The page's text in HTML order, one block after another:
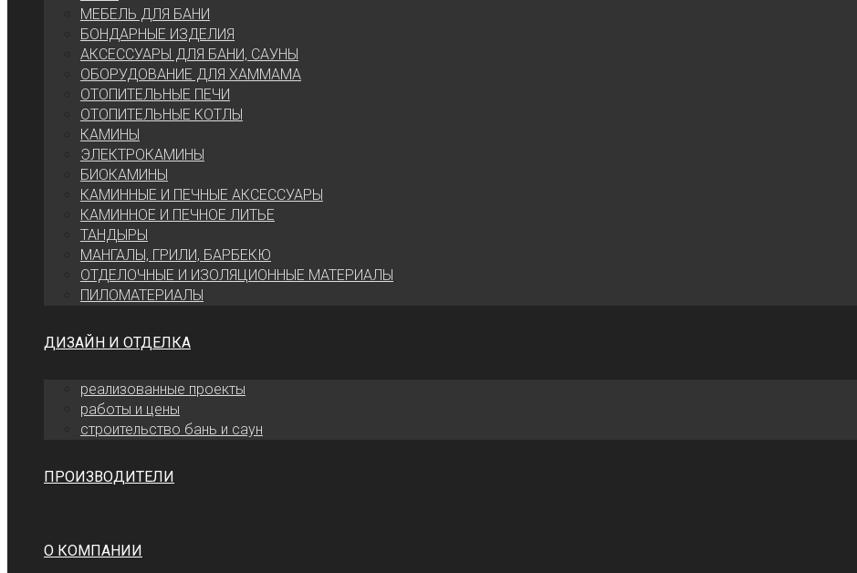
МЕБЕЛЬ ДЛЯ БАНИ
БОНДАРНЫЕ ИЗДЕЛИЯ
АКСЕССУАРЫ ДЛЯ БАНИ, САУНЫ
ОБОРУДОВАНИЕ ДЛЯ ХАММАМА
ОТОПИТЕЛЬНЫЕ ПЕЧИ
ОТОПИТЕЛЬНЫЕ КОТЛЫ
КАМИНЫ
ЭЛЕКТРОКАМИНЫ
БИОКАМИНЫ
КАМИННЫЕ И ПЕЧНЫЕ АКСЕССУАРЫ
КАМИННОЕ И ПЕЧНОЕ ЛИТЬЕ
ТАНДЫРЫ
МАНГАЛЫ, ГРИЛИ, БАРБЕКЮ
ОТДЕЛОЧНЫЕ И ИЗОЛЯЦИОННЫЕ МАТЕРИАЛЫ
ПИЛОМАТЕРИАЛЫ
ДИЗАЙН И ОТДЕЛКА
реализованные проекты
работы и цены
cтроительство бань и саун
ПРОИЗВОДИТЕЛИ
О КОМПАНИИ